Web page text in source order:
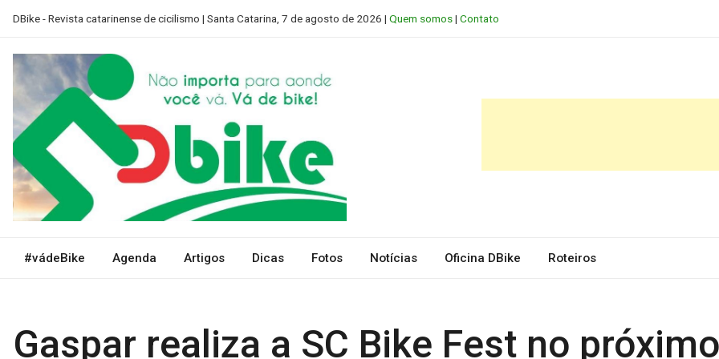
DBike - Revista catarinense de cicilismo | Santa Catarina, 7 de agosto de 2026 | Quem somos| Contato
D Bike SC
#vádeBike Agenda Artigos Dicas Fotos Notícias Oficina DBike Roteiros
Gaspar realiza a SC Bike Fest no